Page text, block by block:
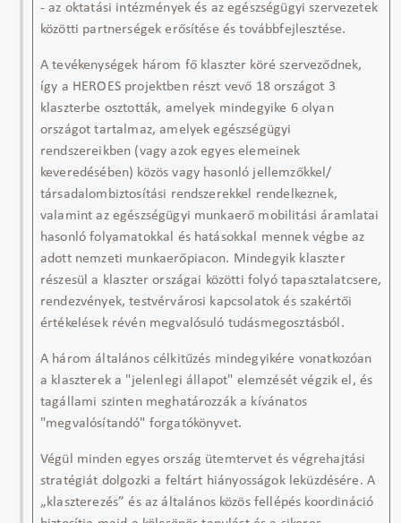
- az oktatási intézmények és az egészségügyi szervezetek
közötti partnerségek erősítése és továbbfejlesztése.
A tevékenységek három fő klaszter köré szerveződnek,
így a HEROES projektben részt vevő 18 országot 3
klaszterbe osztották, amelyek mindegyike 6 olyan
országot tartalmaz, amelyek egészségügyi
rendszereikben (vagy azok egyes elemeinek
keveredésében) közös vagy hasonló jellemzőkkel/
társadalombiztosítási rendszerekke l rendelkeznek,
valamint az egészségügyi munkaerő mobilitási áramlatai
hasonlófolyamatokkal és hatásokkal mennek végbe az
adott nemzeti munkaerőpiacon. Mindegyik klaszter
részesül a klaszter országai közötti folyó tapasztalatcsere,
rendezvények, testvérvárosi kapcsolatok és szakértői
értékelések révén megvalósuló tudásmegosztásból.
A három általános célkitűzés mindegyikére vonatkozóan
a klaszterek a "jelenlegi állapot" elemzését végzik el, és
tagállami szinten meghatározzák a kívánatos
"megvalósítandó" forgatókönyvet.
Végül minden egyes ország ütemtervet és végrehajtási
stratégiát dolgozki a feltárt hiányosságok leküzdésére. A
„klaszterezés” és az általános közös fellépés koordináció